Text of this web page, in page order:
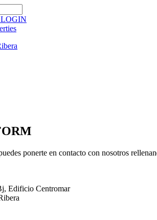
LOGIN
ponerte en contacto con nosotros
Edificio Centromar